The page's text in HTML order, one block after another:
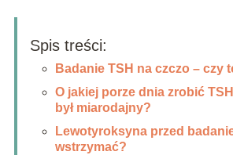
Spis treści:
Badanie TSH na czczo – czy
O jakiej porze dnia zrobić
był miarodajny?
Lewotyroksyna przed
wstrzymać?